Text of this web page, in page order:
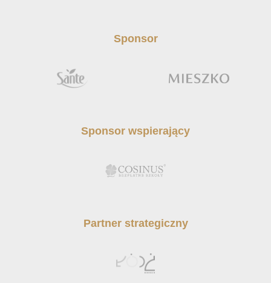
Sponsor
Sponsor wspierający
Partner strategiczny